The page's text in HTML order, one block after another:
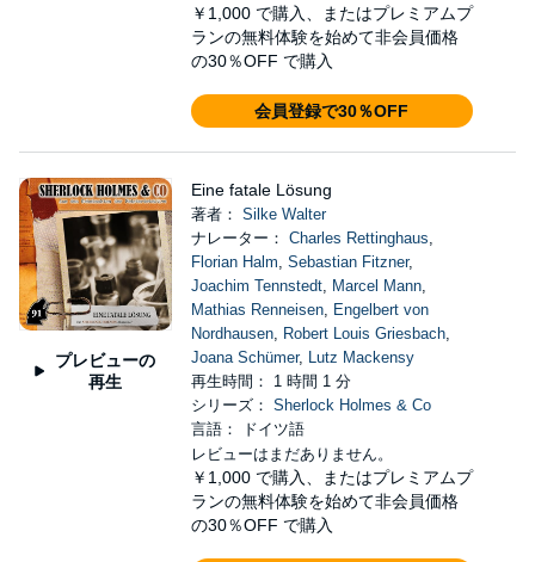
￥1,000 で購入、またはプレミアムプ
ランの無料体験を始めて非会員価格
の30％OFF で購入
会員登録で30％OFF
プレビューの
再生
Eine fatale Lösung
著者： Silke Walter
ナレーター： Charles Rettinghaus,
Florian Halm, Sebastian Fitzner,
Joachim Tennstedt, Marcel Mann,
Mathias Renneisen, Engelbert von
Nordhausen, Robert Louis Griesbach,
Joana Schümer, Lutz Mackensy
再生時間： 1 時間 1 分
シリーズ： Sherlock Holmes & Co
言語： ドイツ語
レビューはまだありません。
￥1,000 で購入、またはプレミアムプ
ランの無料体験を始めて非会員価格
の30％OFF で購入